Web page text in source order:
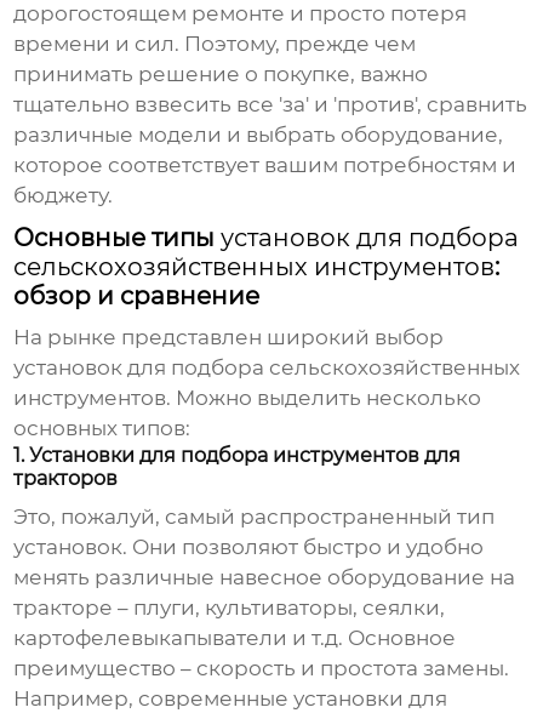
дорогостоящем ремонте и просто потеря
времени и сил. Поэтому, прежде чем
принимать решение о покупке, важно
тщательно взвесить все 'за' и 'против', сравнить
различные модели и выбрать оборудование,
которое соответствует вашим потребностям и
бюджету.
Основные типыустановок для подбора
сельскохозяйственных инструментов:
обзор и сравнение
На рынке представлен широкий выбор
установок для подбора сельскохозяйственных
инструментов. Можно выделить несколько
основных типов:
1. Установки для подбора инструментов для
тракторов
Это, пожалуй, самый распространенный тип
установок. Они позволяют быстро и удобно
менять различные навесное оборудование на
тракторе – плуги, культиваторы, сеялки,
картофелевыкапыватели и т.д. Основное
преимущество – скорость и простота замены.
Например, современныеустановки для